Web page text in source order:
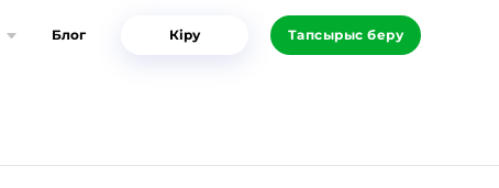
Блог Кіру Тапсырыс беру